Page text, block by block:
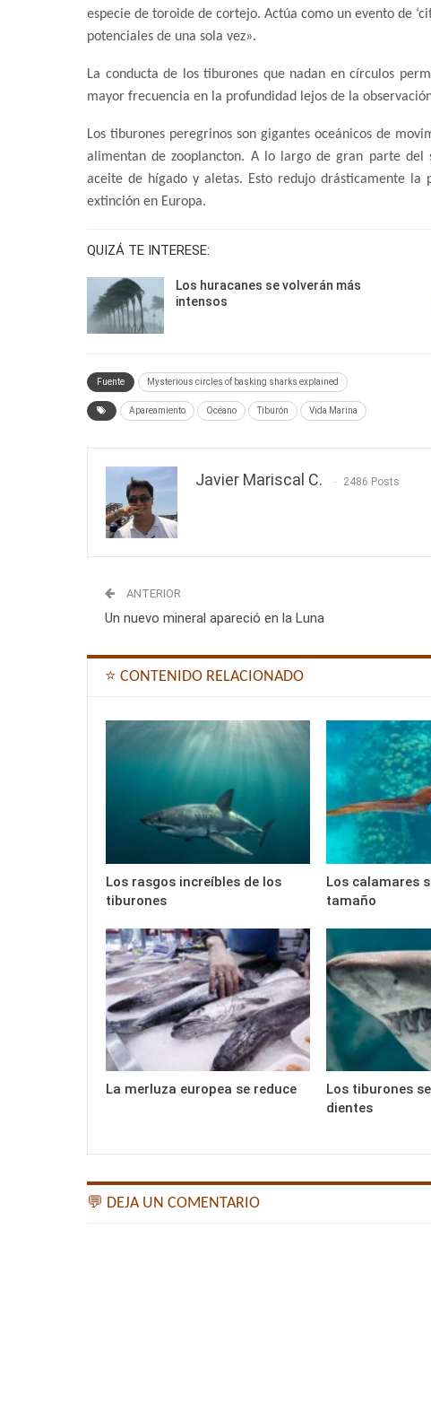
especie de toroide de cortejo. Actúa como un evento de
potenciales de una sola vez».
La conducta de los tiburones que nadan en círculos
mayor frecuencia en la profundidad lejos de la
Los tiburones peregrinos son gigantes oceánicos de
alimentan de zooplancton. A lo largo de gran parte
aceite de hígado y aletas. Esto redujo drásticamente la
extinción en Europa.
QUIZÁ TE INTERESE:
Los huracanes se volverán más
intensos
Fuente Mysterious circles of basking sharks explained
Apareamiento Océano Tiburón Vida Marina
Javier Mariscal C. 2486 Posts
ANTERIOR
Un nuevo mineral apareció en la Luna
⭐ CONTENIDO RELACIONADO
Los rasgos increíbles de los
tiburones
Los calamares
tamaño
La merluza europea se reduce
Los tiburones
dientes
💬 DEJA UN COMENTARIO